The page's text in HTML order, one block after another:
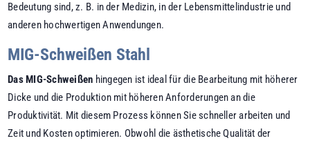
Bedeutung sind, z. B. in der Medizin, in der Lebensmittelindustrie und
anderen hochwertigen Anwendungen.
MIG-Schweißen Stahl
Das MIG-Schweißen hingegen ist ideal für die Bearbeitung mit höherer
Dicke und die Produktion mit höheren Anforderungen an die
Produktivität. Mit diesem Prozess können Sie schneller arbeiten und
Zeit und Kosten optimieren. Obwohl die ästhetische Qualität der